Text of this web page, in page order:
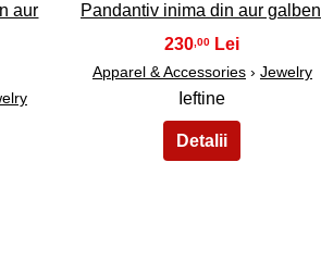
aur
Pandantiv inima din aur galben
230 ,00
Apparel & Accessories› Jewelry
Ieftine